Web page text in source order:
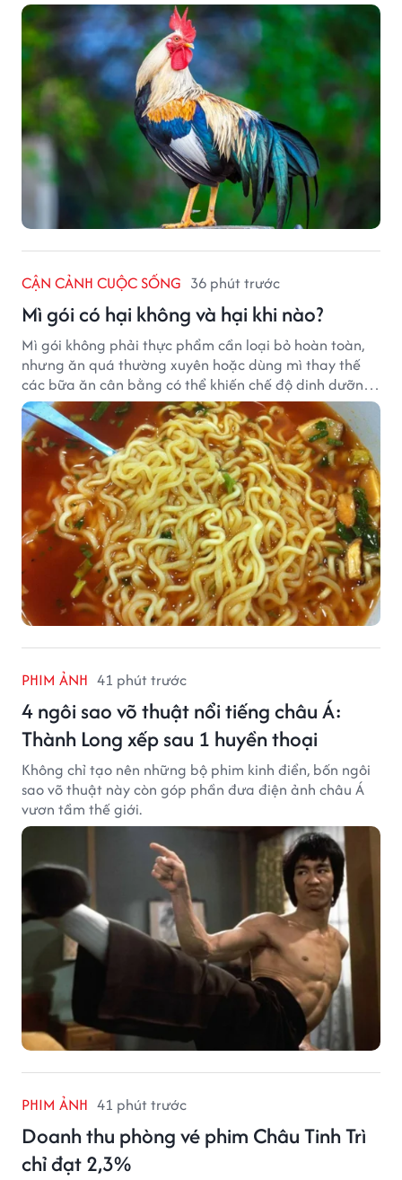
CẬN CẢNH CUỘC SỐNG 36 phút trước
Mì gói có hại không và hại khi nào?
Mì gói không phải thực phẩm cần loại bỏ hoàn toàn,
nhưng ăn quá thường xuyên hoặc dùng mì thay thế
các bữa ăn cân bằng có thể khiến chế độ dinh dưỡng
mất cân đối.
PHIM ẢNH 41 phút trước
4 ngôi sao võ thuật nổi tiếng châu Á:
Thành Long xếp sau 1 huyền thoại
Không chỉ tạo nên những bộ phim kinh điển, bốn ngôi
sao võ thuật này còn góp phần đưa điện ảnh châu Á
vươn tầm thế giới.
PHIM ẢNH 41 phút trước
Doanh thu phòng vé phim Châu Tinh Trì
chỉ đạt 2,3%